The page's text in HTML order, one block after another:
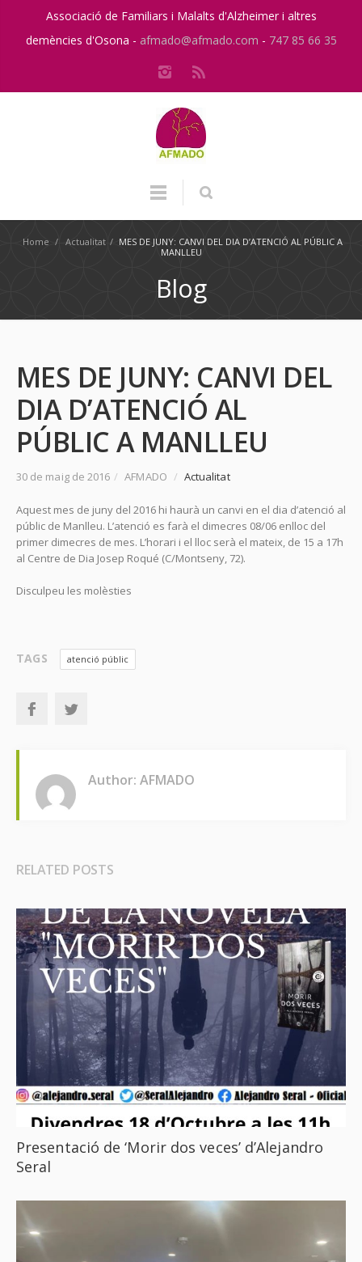
Associació de Familiars i Malalts d'Alzheimer i altres
demències d'Osona - afmado@afmado.com - 747 85 66 35
Home / Actualitat / MES DE JUNY: CANVI DEL DIA D’ATENCIÓ AL PÚBLIC A
MANLLEU
Blog
MES DE JUNY: CANVI DEL
DIA D’ATENCIÓ AL
PÚBLIC A MANLLEU
30 de maig de 2016 / AFMADO / Actualitat
Aquest mes de juny del 2016 hi haurà un canvi en el dia d’atenció al
públic de Manlleu. L’atenció es farà el dimecres 08/06 enlloc del
primer dimecres de mes. L’horari i el lloc serà el mateix, de 15 a 17h
al Centre de Dia Josep Roqué (C/Montseny, 72).
Disculpeu les molèsties
TAGS atenció públic
Author: AFMADO
RELATED POSTS
Presentació de ‘Morir dos veces’ d’Alejandro
Seral